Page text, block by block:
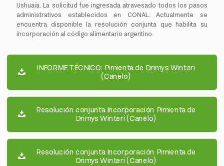
Ushuaia. La solicitud fue ingresada atravesado todos los pasos
administrativos establecidos en CONAL. Actualmente se
encuentra disponible la resolución conjunta que habilita su
incorporación al código alimentario argentino.
INFORME TÉCNICO: Pimienta de Drimys Winteri
(Canelo)
Resolución conjunta Incorporación Pimienta de
Drimys Winteri (Canelo)
Resolución conjunta Incorporación Pimienta de
Drimys Winteri (Canelo)